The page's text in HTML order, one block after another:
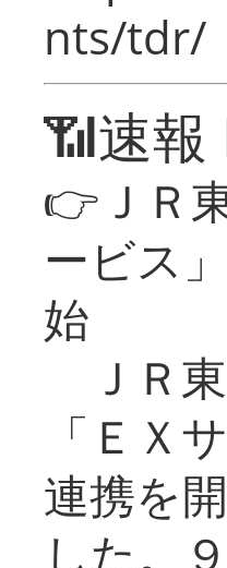
nts/tdr/
📶速
👉ＪＲ
ービス
始
ＪＲ
「ＥＸ
連携を
した。